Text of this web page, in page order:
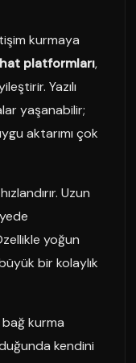
kurmaya
platformları,
Yazılı
yaşanabilir;
aktarımı çok
Uzun
yoğun
bir kolaylık
kurma
kendini